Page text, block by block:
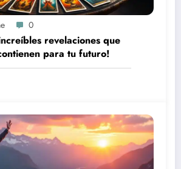
0
revelaciones que
para tu futuro!